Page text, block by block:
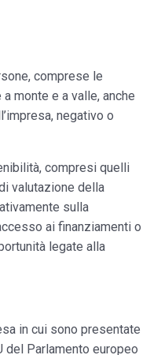
comprese le
monte e a valle, anche
negativo o
compresi quelli
valutazione della
sulla
ai finanziamenti o
legate alla
in cui sono presentate
Parlamento europeo